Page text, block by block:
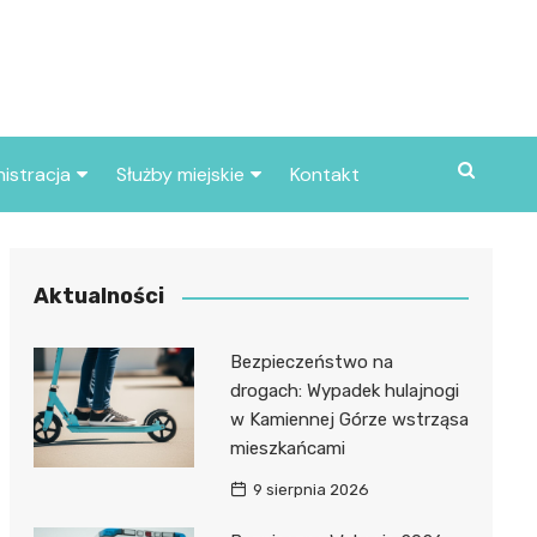
miasta
Służby miejskie
Policja
Kontakt
Aktualności
Bezpieczeństwo na
drogach: Wypadek hulajnogi
w Kamiennej Górze wstrząsa
mieszkańcami
9 sierpnia 2026